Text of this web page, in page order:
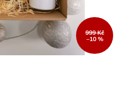
999 Kč
–10 %